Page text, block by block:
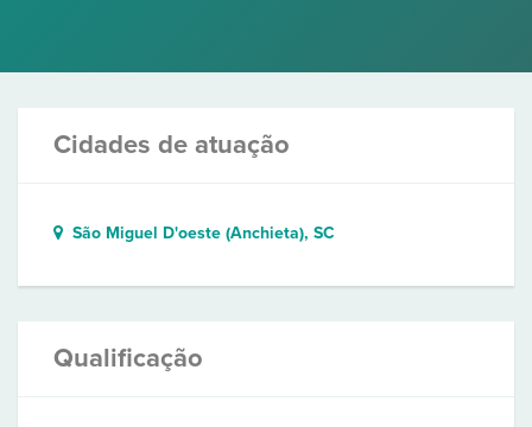
Cidades de atuação
São Miguel D'oeste (Anchieta), SC
Qualificação